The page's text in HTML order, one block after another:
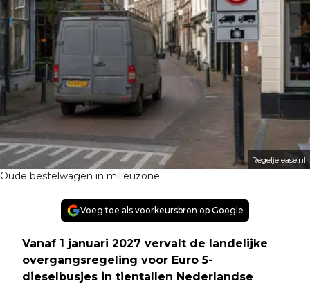
Regeljelease.nl
Oude bestelwagen in milieuzone
Voeg toe als voorkeursbron op Google
Vanaf 1 januari 2027 vervalt de landelijke
overgangsregeling voor Euro 5-
dieselbusjes in tientallen Nederlandse